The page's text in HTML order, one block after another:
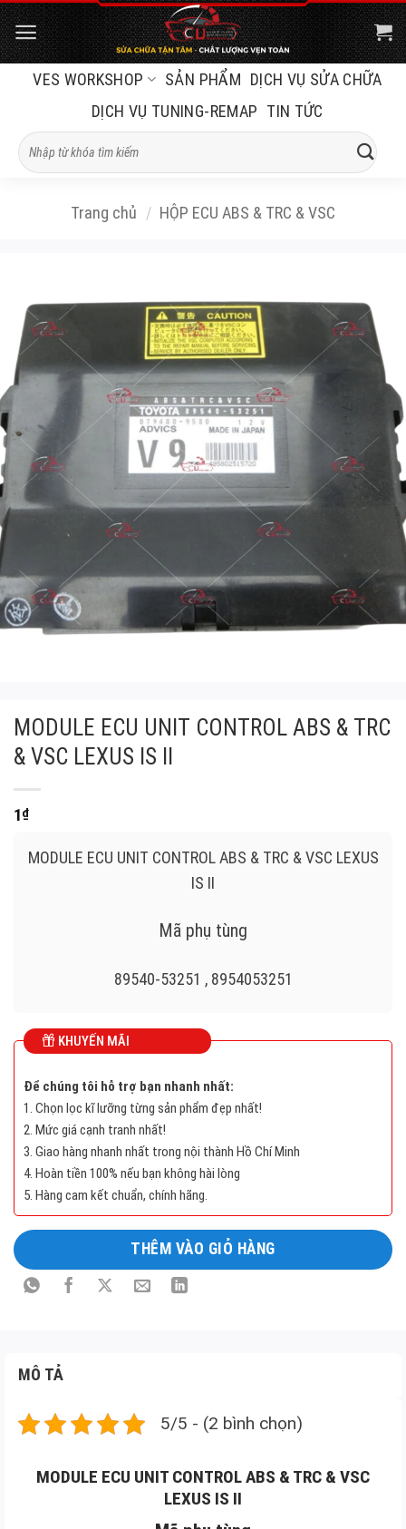
Bỏ
qua
nội
VES WORKSHOP SẢN PHẨM DỊCH VỤ SỬA CHỮA
DỊCH VỤ TUNING-REMAP TIN TỨC
Tìm
kiếm:
Trang chủ / HỘP ECU ABS & TRC & VSC
MODULE ECU UNIT CONTROL ABS & TRC
& VSC LEXUS IS II
1₫
MODULE ECU UNIT CONTROL ABS & TRC & VSC LEXUS
IS II
Mã phụ tùng
89540-53251 , 8954053251
079400-9580 , 0794009580
KHUYẾN MÃI
Để chúng tôi hỗ trợ bạn nhanh nhất:
1. Chọn lọc kĩ lưỡng từng sản phẩm đẹp nhất!
2. Mức giá cạnh tranh nhất!
3. Giao hàng nhanh nhất trong nội thành Hồ Chí Minh
4. Hoàn tiền 100% nếu bạn không hài lòng
5. Hàng cam kết chuẩn, chính hãng.
THÊM VÀO GIỎ HÀNG
MÔ TẢ
5/5 - (2 bình chọn)
MODULE ECU UNIT CONTROL ABS & TRC & VSC
LEXUS IS II